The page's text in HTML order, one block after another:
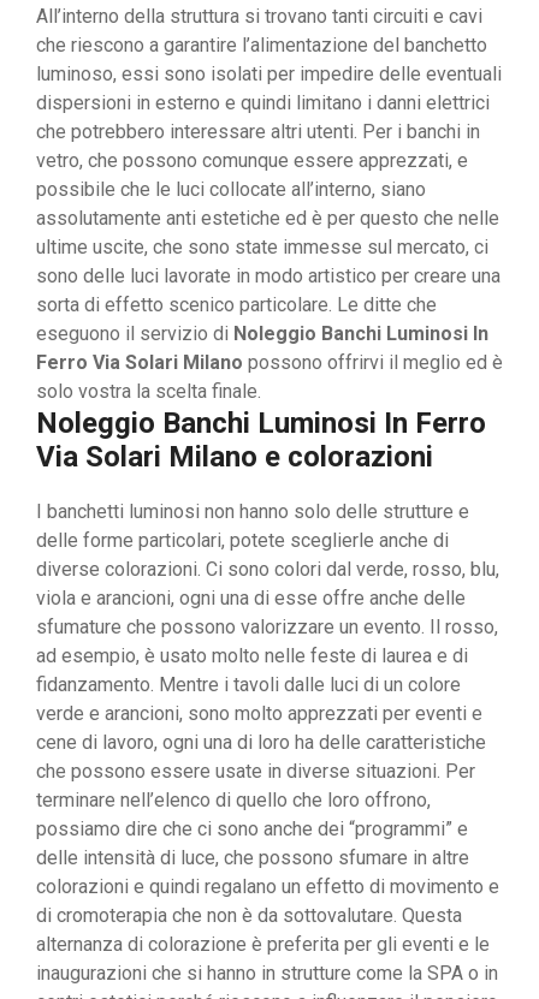
All’interno della struttura si trovano tanti circuiti e cavi
che riescono a garantire l’alimentazione del banchetto
luminoso, essi sono isolati per impedire delle eventuali
dispersioni in esterno e quindi limitano i danni elettrici
che potrebbero interessare altri utenti. Per i banchi in
vetro, che possono comunque essere apprezzati, e
possibile che le luci collocate all’interno, siano
assolutamente anti estetiche ed è per questo che nelle
ultime uscite, che sono state immesse sul mercato, ci
sono delle luci lavorate in modo artistico per creare una
sorta di effetto scenico particolare. Le ditte che
eseguono il servizio di Noleggio Banchi Luminosi In
Ferro Via Solari Milano possono offrirvi il meglio ed è
solo vostra la scelta finale.
Noleggio Banchi Luminosi In Ferro
Via Solari Milano e colorazioni
I banchetti luminosi non hanno solo delle strutture e
delle forme particolari, potete sceglierle anche di
diverse colorazioni. Ci sono colori dal verde, rosso, blu,
viola e arancioni, ogni una di esse offre anche delle
sfumature che possono valorizzare un evento. Il rosso,
ad esempio, è usato molto nelle feste di laurea e di
fidanzamento. Mentre i tavoli dalle luci di un colore
verde e arancioni, sono molto apprezzati per eventi e
cene di lavoro, ogni una di loro ha delle caratteristiche
che possono essere usate in diverse situazioni. Per
terminare nell’elenco di quello che loro offrono,
possiamo dire che ci sono anche dei “programmi” e
delle intensità di luce, che possono sfumare in altre
colorazioni e quindi regalano un effetto di movimento e
di cromoterapia che non è da sottovalutare. Questa
alternanza di colorazione è preferita per gli eventi e le
inaugurazioni che si hanno in strutture come la SPA o in